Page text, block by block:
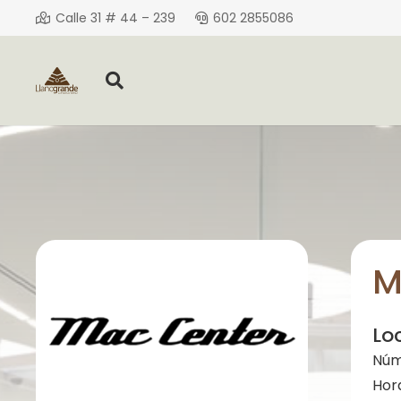
Calle 31 # 44 – 239 602 2855086